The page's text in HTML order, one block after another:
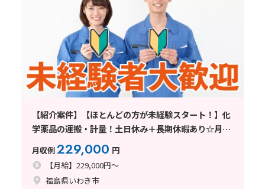
【紹介案件】【ほとんどの方が未経験スタート！】化
学薬品の運搬・計量！土日休み＋長期休暇あり☆月収
25万円可
月収例229,000 円
【月給】229,000円～
福島県いわき市